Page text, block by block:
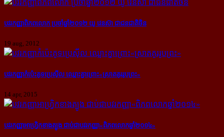
បវរកញ្ញាពិភពលោក ប្រចាំឆ្នាំ២០១២ យូ វេនស៊ា ជាជនជាតិចិន
19 aug, 2012
បវរកញ្ញា​កំប៉េះ​គូទ​ប្រេស៊ីល ឈ្លោះ​គ្នា​ព្រោះ​«ស្រាត​គូរ​រូប​ព្រះ»
14 apr, 2015
បវរកញ្ញា​អាហ្វ្រិក​ខាង​ត្បូង ជាប់​ជា​បវរកញ្ញា​«ពិភពលោក​ឆ្នាំ​២០១៤»